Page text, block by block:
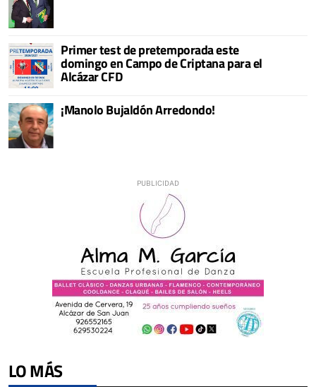
Primer test de pretemporada este
domingo en Campo de Criptana para el
Alcázar CFD
¡Manolo Bujaldón Arredondo!
LO MÁS